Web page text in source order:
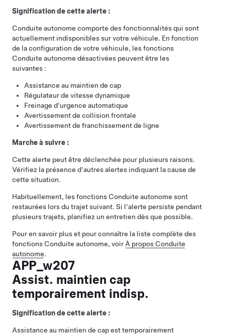
Signification de cette alerte :
Conduite autonome comporte des fonctionnalités qui sont
actuellement indisponibles sur votre véhicule. En fonction
de la configuration de votre véhicule, les fonctions
Conduite autonome désactivées peuvent être les
suivantes :
Assistance au maintien de cap
Régulateur de vitesse dynamique
Freinage d'urgence automatique
Avertissement de collision frontale
Avertissement de franchissement de ligne
Marche à suivre :
Cette alerte peut être déclenchée pour plusieurs raisons.
Vérifiez la présence d'autres alertes indiquant la cause de
cette situation.
Habituellement, les fonctions Conduite autonome sont
restaurées lors du trajet suivant. Si l'alerte persiste pendant
plusieurs trajets, planifiez un entretien dès que possible.
Pour en savoir plus et pour connaître la liste complète des
fonctions Conduite autonome, voir À propos Conduite
autonome.
APP_w207
Assist. maintien cap
temporairement indisp.
Signification de cette alerte :
Assistance au maintien de capest temporairement